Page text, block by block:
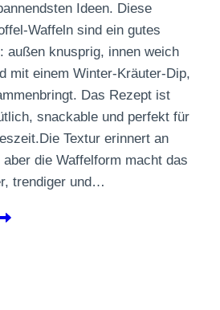
Ideen. Diese
Waffeln sind ein gutes
außen knusprig, innen weich
mit einem Winter-Kräuter-Dip,
Das Rezept ist
snackable und perfekt für
Textur erinnert an
aber die Waffelform macht das
trendiger und…